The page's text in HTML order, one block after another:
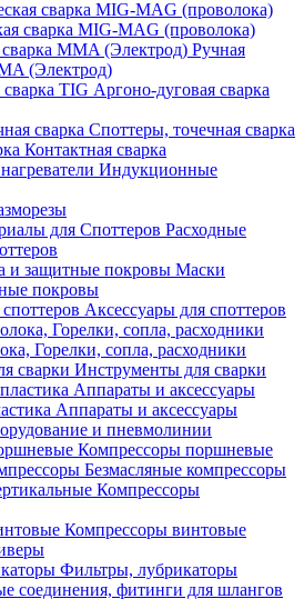
сварка MIG-MAG (проволока)
Ручная
(Электрод)
Аргоно-дуговая сварка
Споттеры, точечная сварка
Контактная сварка
Индукционные
Расходные
Маски
покровы
Аксессуары для споттеров
Горелки, сопла, расходники
Инструменты для сварки
Аппараты и аксессуары
и пневмолинии
Компрессоры поршневые
Безмасляные компрессоры
Компрессоры
Компрессоры винтовые
Фильтры, лубрикаторы